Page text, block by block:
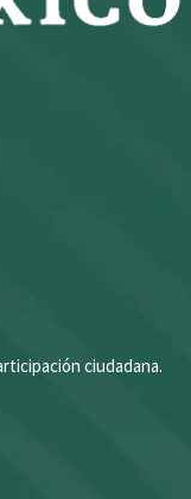
ciudadana.